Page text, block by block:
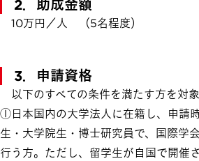
2．助成金額
10万円／人 （5名程度）
3．申請資格
以下のすべての条件を満たす方を対象
①日本国内の大学法人に在籍し、申請
生・大学院生・博士研究員で、国際学
行う方。ただし、留学生が自国で開催